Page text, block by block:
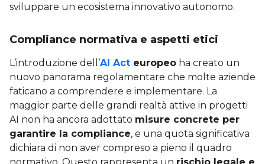
sviluppare un ecosistema innovativo autonomo.
Compliance normativa e aspetti etici
L’introduzione dell’AI Act europeo ha creato un
nuovo panorama regolamentare che molte aziende
faticano a comprendere e implementare. La
maggior parte delle grandi realtà attive in progetti
AI non ha ancora adottato misure concrete per
garantire la compliance, e una quota significativa
dichiara di non aver compreso a pieno il quadro